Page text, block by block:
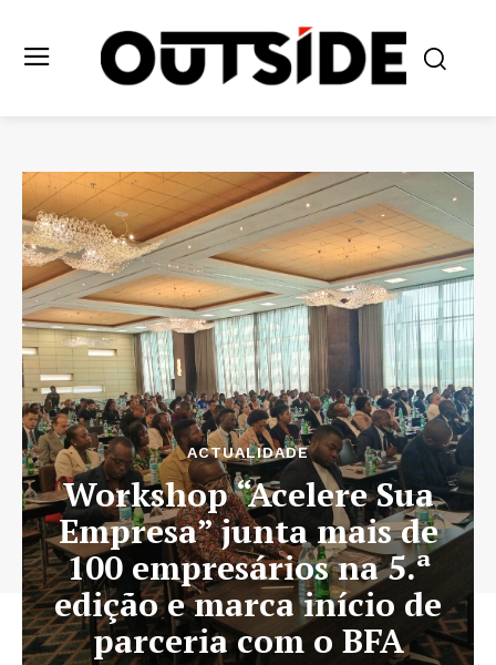
ACTUALIDADE
Workshop “Acelere Sua
Empresa” junta mais de
100 empresários na 5.ª
edição e marca início de
parceria com o BFA